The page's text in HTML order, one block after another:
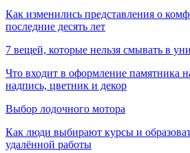
Как изменились представления о
последние десять лет
7 вещей, которые нельзя смывать в
Что входит в оформление памятника
надпись, цветник и декор
Выбор лодочного мотора
Как люди выбирают курсы и
удалённой работы